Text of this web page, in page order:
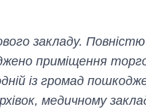
закладу.
приміщення
із громад
медичному